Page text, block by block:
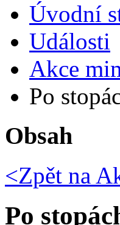
Úvodní
Události
Akce
Po
Obsah
<Zpět na
Po